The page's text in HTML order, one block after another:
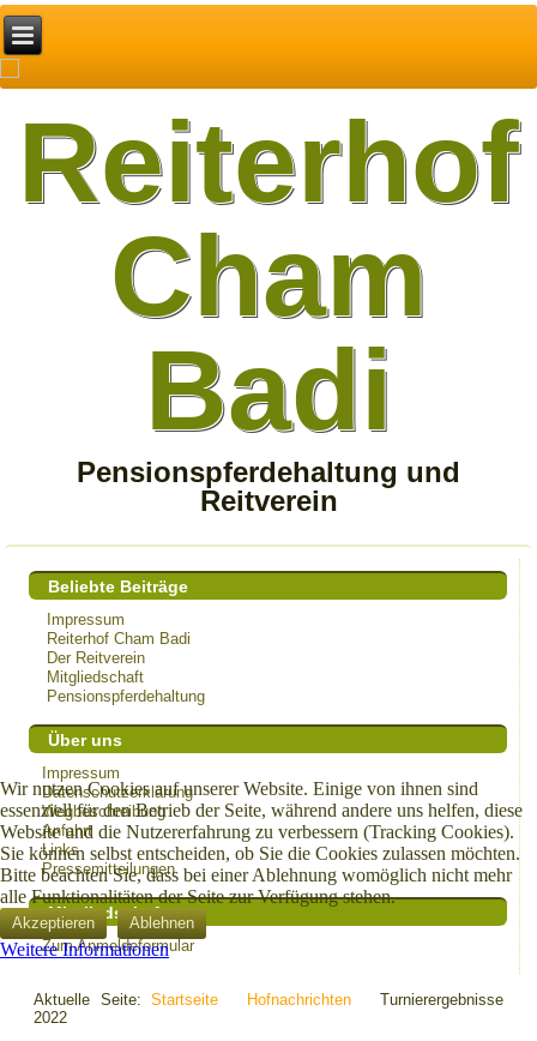
Reiterhof
Cham
Badi
Pensionspferdehaltung und
Reitverein
Beliebte Beiträge
Impressum
Reiterhof Cham Badi
Der Reitverein
Mitgliedschaft
Pensionspferdehaltung
Über uns
Impressum
Datenschutzerklärung
Wegbeschreibung
Anfahrt
Links
Pressemitteilungen
Mitgliedschaft
Zum Anmeldeformular
Aktuelle Seite: Startseite Hofnachrichten
Turnierergebnisse
2022
Wir nutzen Cookies auf unserer Website. Einige von ihnen sind
essenziell für den Betrieb der Seite, während andere uns helfen, diese
Website und die Nutzererfahrung zu verbessern (Tracking Cookies).
Sie können selbst entscheiden, ob Sie die Cookies zulassen möchten.
Bitte beachten Sie, dass bei einer Ablehnung womöglich nicht mehr
alle Funktionalitäten der Seite zur Verfügung stehen.
Akzeptieren Ablehnen
Weitere Informationen